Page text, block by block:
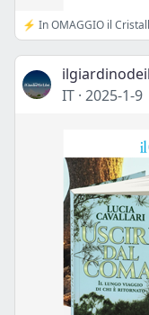
⚡️ In OMAGGIO il
IT · 2025-1-9